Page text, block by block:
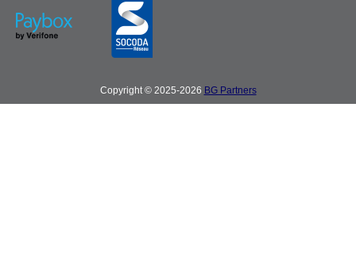
Copyright © 2025-2026 BG Partners